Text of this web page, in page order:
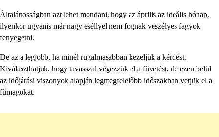
Általánosságban azt lehet mondani, hogy az április az ideális hónap,
ilyenkor ugyanis már nagy eséllyel nem fognak veszélyes fagyok
fenyegetni.
De az a legjobb, ha minél rugalmasabban kezeljük a kérdést.
Kiválaszthatjuk, hogy tavasszal végezzük el a fűvetést, de ezen belül
az időjárási viszonyok alapján legmegfelelőbb időszakban vetjük el a
fűmagokat.